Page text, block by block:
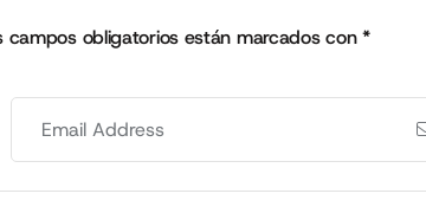
campos obligatorios están marcados con*